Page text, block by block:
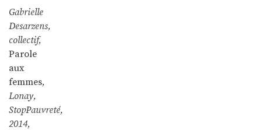
Gabrielle
Desarzens,
collectif,
Parole
aux
femmes,
Lonay,
StopPauvreté,
2014,